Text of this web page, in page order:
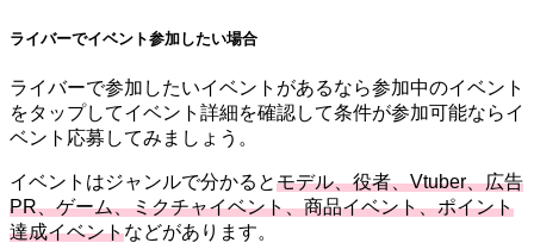
ライバーでイベント参加したい場合
ライバーで参加したいイベントがあるなら参加中のイベント
をタップしてイベント詳細を確認して条件が参加可能ならイ
ベント応募してみましょう。
イベントはジャンルで分かるとモデル、役者、Vtuber、広告
PR、ゲーム、ミクチャイベント、商品イベント、ポイント
達成イベントなどがあります。